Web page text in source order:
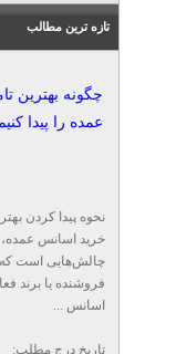
تازه ترین مطالب
چگونه بهترین
عمده را پیدا
نحوه پیدا کردن
خرید اسانس
چالش‌هایی است که
فروشنده یا برند
اسانس ...
تاریخ درج مطلب: